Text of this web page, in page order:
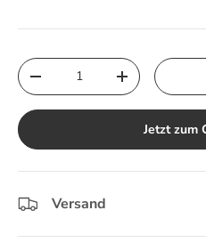
Anzahl
Menge verringernMenge erhöhen
Jetzt zum
Versand